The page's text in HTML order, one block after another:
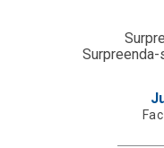
Surpreenda-